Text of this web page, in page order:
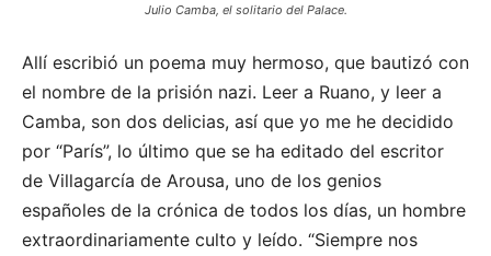
Julio Camba, el solitario del Palace.
Allí escribió un poema muy hermoso, que bautizó con
el nombre de la prisión nazi. Leer a Ruano, y leer a
Camba, son dos delicias, así que yo me he decidido
por “París”, lo último que se ha editado del escritor
de Villagarcía de Arousa, uno de los genios
españoles de la crónica de todos los días, un hombre
extraordinariamente culto y leído. “Siempre nos